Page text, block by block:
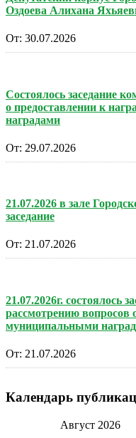
Оздоева Алихана
От: 30.07.2026
Состоялось заседание
о предоставлении к
наградами
От: 29.07.2026
21.07.2026 в зале
заседание
От: 21.07.2026
21.07.2026г. состоялось
рассмотрению вопросов
муниципальными
От: 21.07.2026
Календарь
Август 2026